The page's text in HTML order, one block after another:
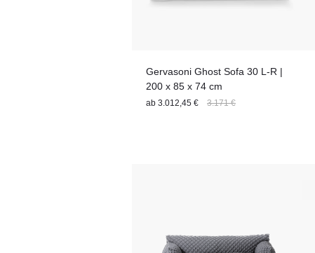
Gervasoni Ghost Sofa 30 L-R |
200 x 85 x 74 cm
ab 3.012,45 € 3.171 €